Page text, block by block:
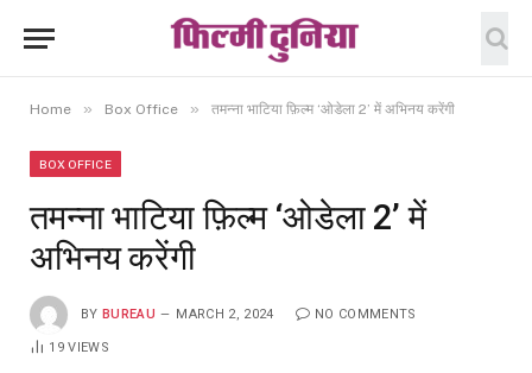
Home » Box Office » तमन्ना भाटिया फ़िल्म ‘ओडेला 2’ में अभिनय करेंगी
BOX OFFICE
तमन्ना भाटिया फ़िल्म ‘ओडेला 2’ में
अभिनय करेंगी
BY BUREAU MARCH 2, 2024 NO COMMENTS
19VIEWS